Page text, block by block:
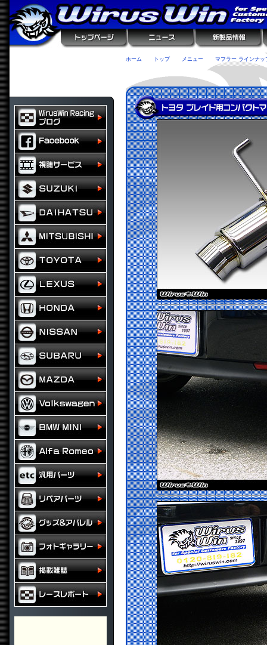
ホーム トップ メニュー マフラー ラインナッ